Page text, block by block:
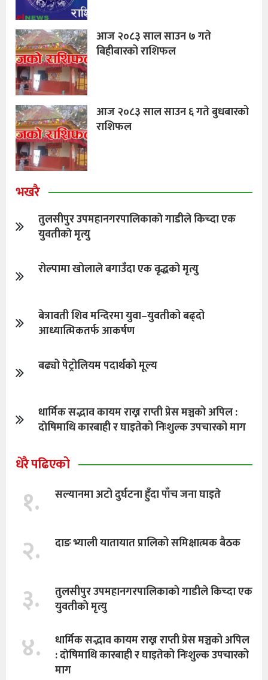
आज २०८३ साल साउन ७ गते
बिहीबारको राशिफल
आज २०८३ साल साउन ६ गते बुधबारको
राशिफल
भखरै
तुलसीपुर उपमहानगरपालिकाकाे गाडीले किच्दा एक
युवतीकाे मृत्यु
रोल्पामा खोलाले बगाउँदा एक वृद्धको मृत्यु
बेत्रावती शिव मन्दिरमा युवा–युवतीको बढ्दो
आध्यात्मिकतर्फ आकर्षण
बढ्यो पेट्रोलियम पदार्थको मूल्य
धार्मिक सद्भाव कायम राख्न राप्ती प्रेस मञ्चको अपिल :
दाेषिमाथि कारबाही र घाइतेको निःशुल्क उपचारको माग
धेरै पढिएको
१. सल्यानमा अटो दुर्घटना हुँदा पाँच जना घाइते
२. दाङ भ्याली यातायात प्रालिको समिक्षात्मक बैठक
३.
तुलसीपुर उपमहानगरपालिकाकाे गाडीले किच्दा एक
युवतीकाे मृत्यु
४.
धार्मिक सद्भाव कायम राख्न राप्ती प्रेस मञ्चको अपिल
: दाेषिमाथि कारबाही र घाइतेको निःशुल्क उपचारको
माग